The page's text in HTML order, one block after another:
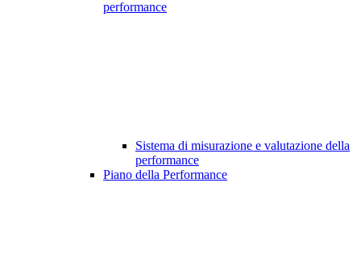
performance
Sistema di misurazione e valutazione della
performance
Piano della Performance